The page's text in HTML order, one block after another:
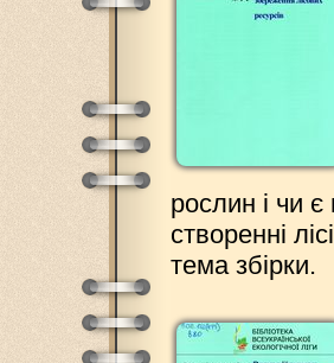
рослин і чи
створенні
тема збірки.